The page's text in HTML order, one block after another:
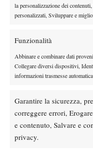
la personalizzazione dei
personalizzati, Sviluppare e
Funzionalità
Abbinare e combinare dati
Collegare diversi dispositivi,
informazioni trasmesse
Garantire la sicurezza,
correggere errori,
e contenuto, Salvare e
privacy.
Jodar-